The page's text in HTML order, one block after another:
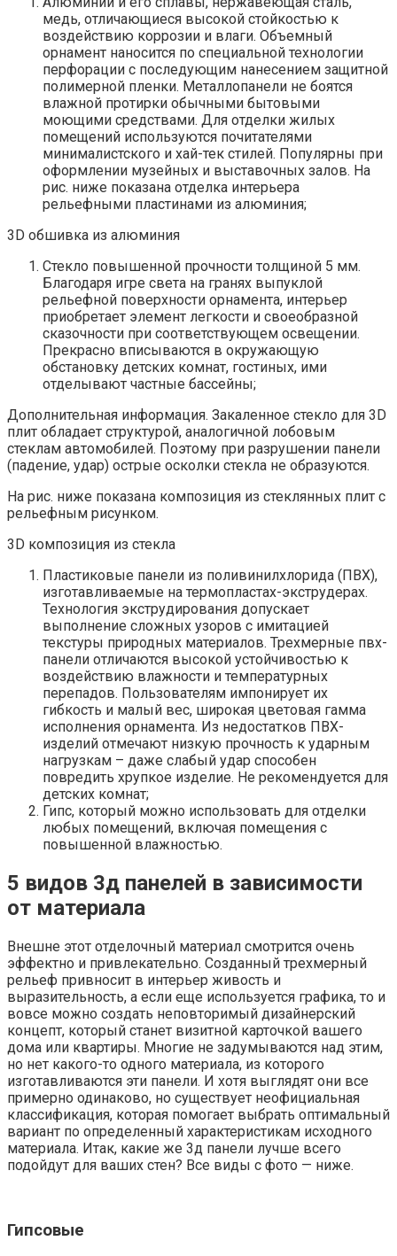
медь, отличающиеся высокой стойкостью к
воздействию коррозии и влаги. Объемный
орнамент наносится по специальной технологии
перфорации с последующим нанесением защитной
полимерной пленки. Металлопанели не боятся
влажной протирки обычными бытовыми
моющими средствами. Для отделки жилых
помещений используются почитателями
минималистского и хай-тек стилей. Популярны при
оформлении музейных и выставочных залов. На
рис. ниже показана отделка интерьера
рельефными пластинами из алюминия;
3D обшивка из алюминия
Стекло повышенной прочности толщиной 5 мм.
Благодаря игре света на гранях выпуклой
рельефной поверхности орнамента, интерьер
приобретает элемент легкости и своеобразной
сказочности при соответствующем освещении.
Прекрасно вписываются в окружающую
обстановку детских комнат, гостиных, ими
отделывают частные бассейны;
Дополнительная информация. Закаленное стекло для 3D
плит обладает структурой, аналогичной лобовым
стеклам автомобилей. Поэтому при разрушении панели
(падение, удар) острые осколки стекла не образуются.
На рис. ниже показана композиция из стеклянных плит с
рельефным рисунком.
3D композиция из стекла
Пластиковые панели из поливинилхлорида (ПВХ),
изготавливаемые на термопластах-экструдерах.
Технология экструдирования допускает
выполнение сложных узоров с имитацией
текстуры природных материалов. Трехмерные пвх-
панели отличаются высокой устойчивостью к
воздействию влажности и температурных
перепадов. Пользователям импонирует их
гибкость и малый вес, широкая цветовая гамма
исполнения орнамента. Из недостатков ПВХ-
изделий отмечают низкую прочность к ударным
нагрузкам – даже слабый удар способен
повредить хрупкое изделие. Не рекомендуется для
детских комнат;
Гипс, который можно использовать для отделки
любых помещений, включая помещения с
повышенной влажностью.
5 видов 3д панелей в зависимости
от материала
Внешне этот отделочный материал смотрится очень
эффектно и привлекательно. Созданный трехмерный
рельеф привносит в интерьер живость и
выразительность, а если еще используется графика, то и
вовсе можно создать неповторимый дизайнерский
концепт, который станет визитной карточкой вашего
дома или квартиры. Многие не задумываются над этим,
но нет какого-то одного материала, из которого
изготавливаются эти панели. И хотя выглядят они все
примерно одинаково, но существует неофициальная
классификация, которая помогает выбрать оптимальный
вариант по определенный характеристикам исходного
материала. Итак, какие же 3д панели лучше всего
подойдут для ваших стен? Все виды с фото — ниже.
Гипсовые